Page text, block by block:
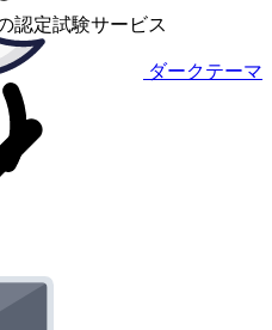
ダークテーマ
認定試験サービス